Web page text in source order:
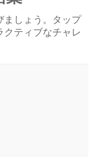
ましょう。タップ
クティブなチャレ